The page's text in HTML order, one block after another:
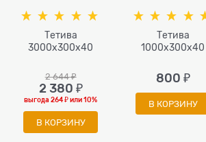
Тетива
3000x300x40
2 644 ₽
2 380 ₽
выгода264 ₽или10%
В КОРЗИНУ
Тетива
1000x300x40
800 ₽
В КОРЗИНУ